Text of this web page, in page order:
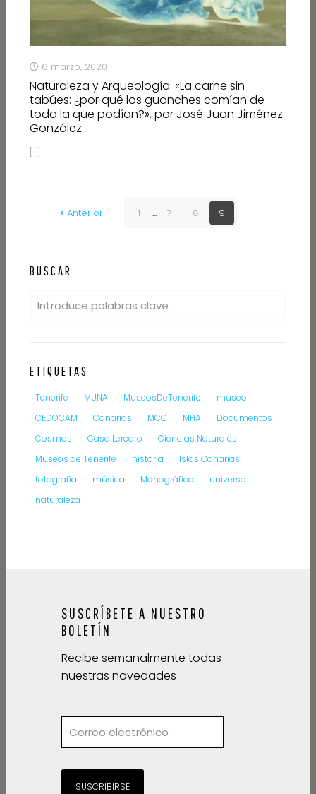
6 marzo, 2020
Naturaleza y Arqueología: «La carne sin
tabúes: ¿por qué los guanches comían de
toda la que podían?», por José Juan Jiménez
González
[…]
Anterior 1 ... 7 8 9
BUSCAR
ETIQUETAS
Tenerife MUNA MuseosDeTenerife
museo
CEDOCAM
Canarias MCC MHA
Documentos
Cosmos
Casa Lercaro
Ciencias Naturales
Museos de Tenerife
historia
Islas Canarias
fotografía
música Monográfico
universo
naturaleza
SUSCRÍBETE A NUESTRO
BOLETÍN
Recibe semanalmente todas
nuestras novedades
SUSCRIBIRSE